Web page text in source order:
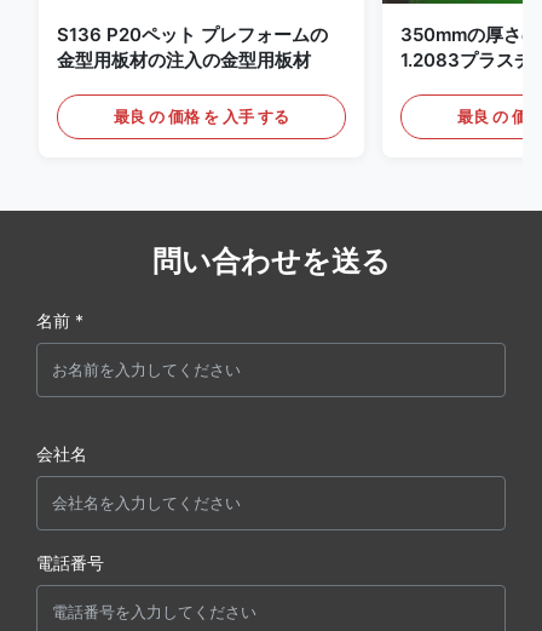
S136 P20ペット プレフォームの
金型用板材の注入の金型用板材
最良 の 価格 を 入手 する
350mmの厚さ
1.2083プラスチ
最良 の 価
問い合わせを送る
名前 *
会社名
電話番号